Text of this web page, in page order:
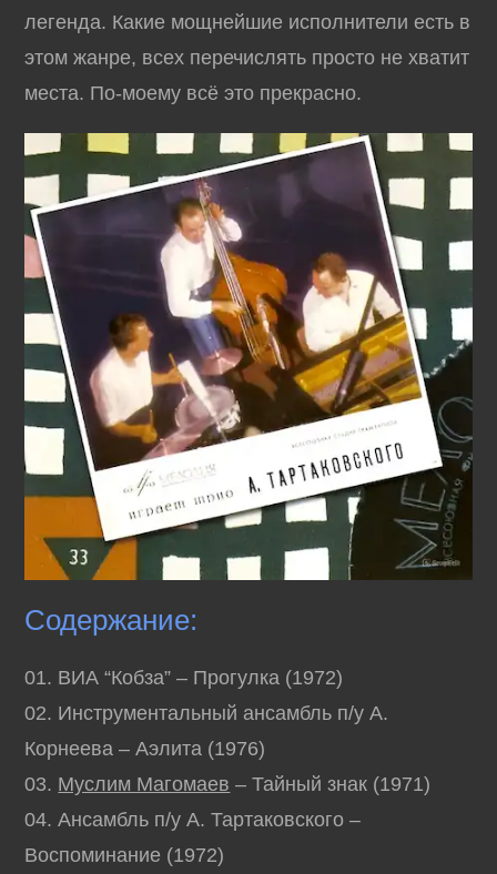
легенда. Какие мощнейшие исполнители есть в
этом жанре, всех перечислять просто не хватит
места. По-моему всё это прекрасно.
Содержание:
01. ВИА “Кобза” – Прогулка (1972)
02. Инструментальный ансамбль п/у А.
Корнеева – Аэлита (1976)
03. Муслим Магомаев – Тайный знак (1971)
04. Ансамбль п/у А. Тартаковского –
Воспоминание (1972)